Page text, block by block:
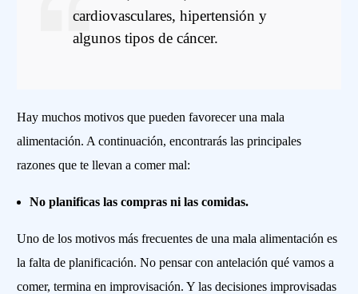
cardiovasculares, hipertensión y
algunos tipos de cáncer.
Hay muchos motivos que pueden favorecer una mala
alimentación. A continuación, encontrarás las principales
razones que te llevan a comer mal:
No planificas las compras ni las comidas.
Uno de los motivos más frecuentes de una mala alimentación es
la falta de planificación. No pensar con antelación qué vamos a
comer, termina en improvisación. Y las decisiones improvisadas